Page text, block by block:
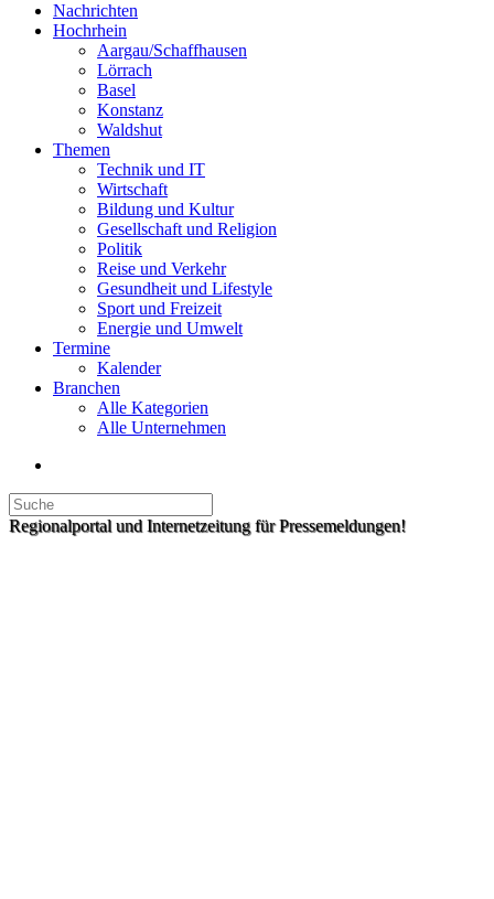
Nachrichten
Hochrhein
Aargau/Schaffhausen
Lörrach
Basel
Konstanz
Waldshut
Themen
Technik und IT
Wirtschaft
Bildung und Kultur
Gesellschaft und Religion
Politik
Reise und Verkehr
Gesundheit und Lifestyle
Sport und Freizeit
Energie und Umwelt
Termine
Kalender
Branchen
Alle Kategorien
Alle Unternehmen
Regionalportal und Internetzeitung für Pressemeldungen!